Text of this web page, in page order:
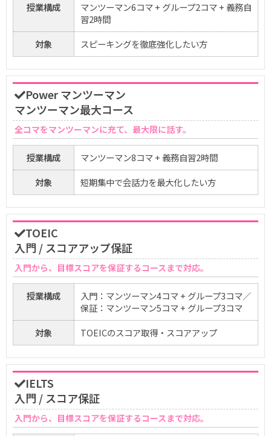
授業構成
マンツーマン6コマ + グループ2コマ + 義務自
習2時間
対象
スピーキングを徹底強化したい方
Power マンツーマン
マンツーマン最大コース
全コマをマンツーマンに充て、最大限に話す。
授業構成
マンツーマン8コマ + 義務自習2時間
対象
短期集中で会話力を最大化したい方
TOEIC
入門 / スコアアップ保証
入門から、目標スコアを保証するコースまで対応。
授業構成
入門：マンツーマン4コマ + グループ3コマ／
保証：マンツーマン5コマ + グループ3コマ
対象
TOEICのスコア取得・スコアアップ
IELTS
入門 / スコア保証
入門から、目標スコアを保証するコースまで対応。